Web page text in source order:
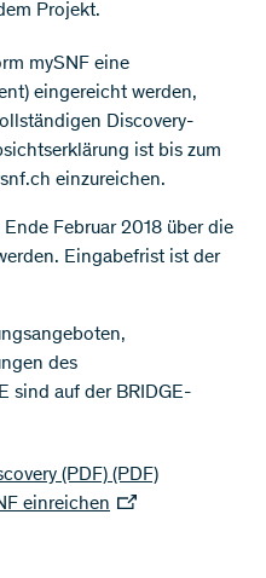
Projekt.
mySNF eine
eingereicht werden,
Discovery-
ist bis zum
einzureichen.
Februar 2018 über die
Eingabefrist ist der
des
sind auf der BRIDGE-
(PDF) (PDF)
einreichen